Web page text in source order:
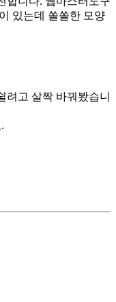
있는데 쏠쏠한 모양
려고 살짝 바꿔봤습니